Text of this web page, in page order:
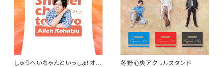
しゅうへいちゃんといっしょ！オリ
冬野心央アクリルスタンド